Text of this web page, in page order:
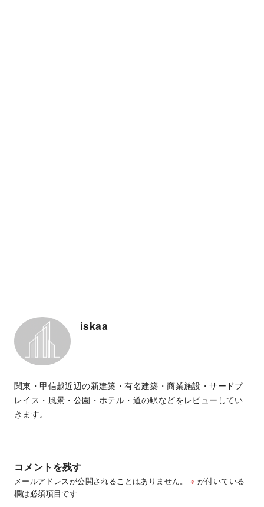
iskaa
関東・甲信越近辺の新建築・有名建築・商業施設・サードプ
レイス・風景・公園・ホテル・道の駅などをレビューしてい
きます。
コメントを残す
メールアドレスが公開されることはありません。 ※ が付いている
欄は必須項目です